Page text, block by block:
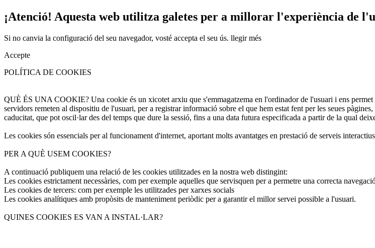
¡Atenció! Aquesta web utilitza galetes per a millorar l'experiència de
Si no canvia la configuració del seu navegador, vosté accepta el seu ús. llegir més
Accepte
POLÍTICA DE COOKIES
QUÈ ÉS UNA COOKIE? Una cookie és un xicotet arxiu que s'emmagatzema en l'ordinador de l'usuari i ens
servidors remeten al dispositiu de l'usuari, per a registrar informació sobre el que hem estat fent per les seues
caducitat, que pot oscil·lar des del temps que dure la sessió, fins a una data futura especificada a partir de la qual
Les cookies són essencials per al funcionament d'internet, aportant molts avantatges en prestació de serveis
PER A QUÈ USEM COOKIES?
A continuació publiquem una relació de les cookies utilitzades en la nostra web distingint:
Les cookies estrictament necessàries, com per exemple aquelles que servisquen per a permetre una correcta
Les cookies de tercers: com per exemple les utilitzades per xarxes socials
Les cookies analítiques amb propòsits de manteniment periòdic per a garantir el millor servei possible a l'usuari.
QUINES COOKIES ES VAN A INSTAL·LAR?